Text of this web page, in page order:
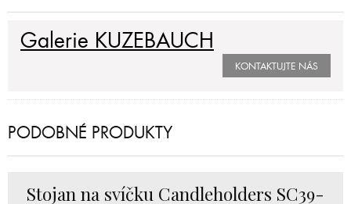
Galerie KUZEBAUCH
KONTAKTUJTE NÁS
PODOBNÉ PRODUKTY
Stojan na svíčku Candleholders SC39-